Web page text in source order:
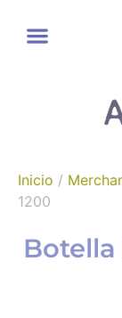
Inicio /
1200
Botella